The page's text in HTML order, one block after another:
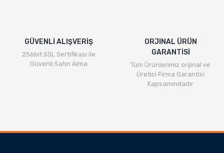
GÜVENLİ ALIŞVERİŞ
256bit SSL Sertifikası ile
Güvenli Satın Alma
ORJİNAL ÜRÜN
GARANTİSİ
Tüm Ürünlerimiz orijinal ve
Üretici Firma Garantisi
Kapsamındadır